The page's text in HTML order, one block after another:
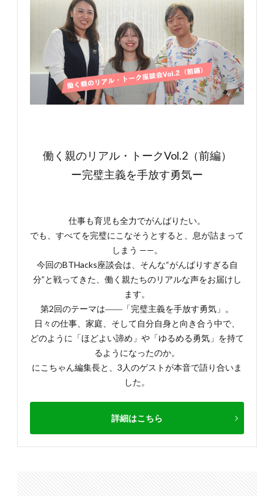
働く親のリアル・トークVol.2（前編）
ー完璧主義を手放す勇気ー
仕事も育児も全力でがんばりたい。
でも、すべてを完璧にこなそうとすると、息が詰まって
しまう ——。
今回のBTHacks座談会は、そんな“がんばりすぎる自
分”と戦ってきた、働く親たちのリアルな声をお届けし
ます。
第2回のテーマは――「完璧主義を手放す勇気」。
日々の仕事、家庭、そして自分自身と向き合う中で、
どのように「ほどよい諦め」や「ゆるめる勇気」を持て
るようになったのか。
にこちゃん編集長と、3人のゲストが本音で語り合いま
した。
詳細はこちら